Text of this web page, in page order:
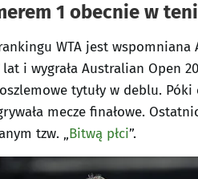
1 obecnie w
WTA jest wspomniana
i wygrała Australian Open
tytuły w deblu.
mecze finałowe.
tzw. „Bitwą płci”.